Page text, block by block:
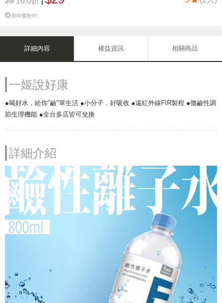
限時優惠中!
詳細內容 權益資訊 相關商品
一姬說好康
●喝好水，給你"鹼"單生活 ●小分子，好吸收 ●遠紅外線FIR製程 ●微鹼性調
節生理機能 ●全台多店皆可兌換
詳細介紹